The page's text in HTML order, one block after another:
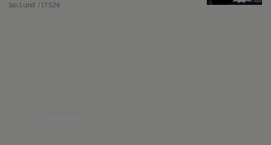
Jan Lund / 17.5.26